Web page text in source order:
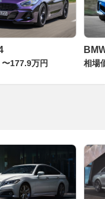
177.9万円 相場